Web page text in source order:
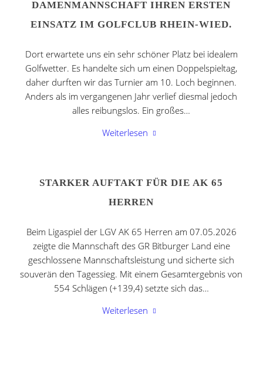
DAMENMANNSCHAFT IHREN ERSTEN
EINSATZ IM GOLFCLUB RHEIN-WIED.
Dort erwartete uns ein sehr schöner Platz bei idealem
Golfwetter. Es handelte sich um einen Doppelspieltag,
daher durften wir das Turnier am 10. Loch beginnen.
Anders als im vergangenen Jahr verlief diesmal jedoch
alles reibungslos. Ein großes…
Weiterlesen
STARKER AUFTAKT FÜR DIE AK 65
HERREN
Beim Ligaspiel der LGV AK 65 Herren am 07.05.2026
zeigte die Mannschaft des GR Bitburger Land eine
geschlossene Mannschaftsleistung und sicherte sich
souverän den Tagessieg. Mit einem Gesamtergebnis von
554 Schlägen (+139,4) setzte sich das…
Weiterlesen